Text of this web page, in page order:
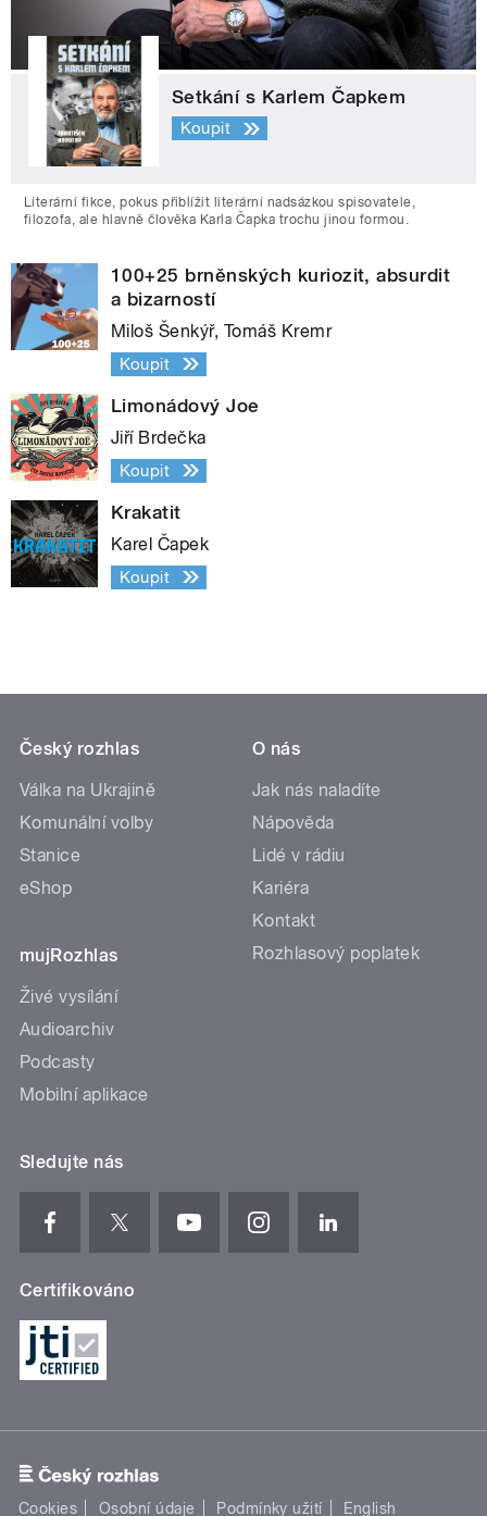
Setkání s Karlem Čapkem
Koupit
Literární fikce, pokus přiblížit literární nadsázkou spisovatele,
filozofa, ale hlavně člověka Karla Čapka trochu jinou formou.
100+25 brněnských kuriozit, absurdit
a bizarností
Miloš Šenkýř, Tomáš Kremr
Koupit
Limonádový Joe
Jiří Brdečka
Koupit
Krakatit
Karel Čapek
Koupit
Český rozhlas
Válka na Ukrajině
Komunální volby
Stanice
eShop
mujRozhlas
Živé vysílání
Audioarchiv
Podcasty
Mobilní aplikace
O nás
Jak nás naladíte
Nápověda
Lidé v rádiu
Kariéra
Kontakt
Rozhlasový poplatek
Sledujte nás
Certifikováno
Cookies Osobní údaje Podmínky užití English